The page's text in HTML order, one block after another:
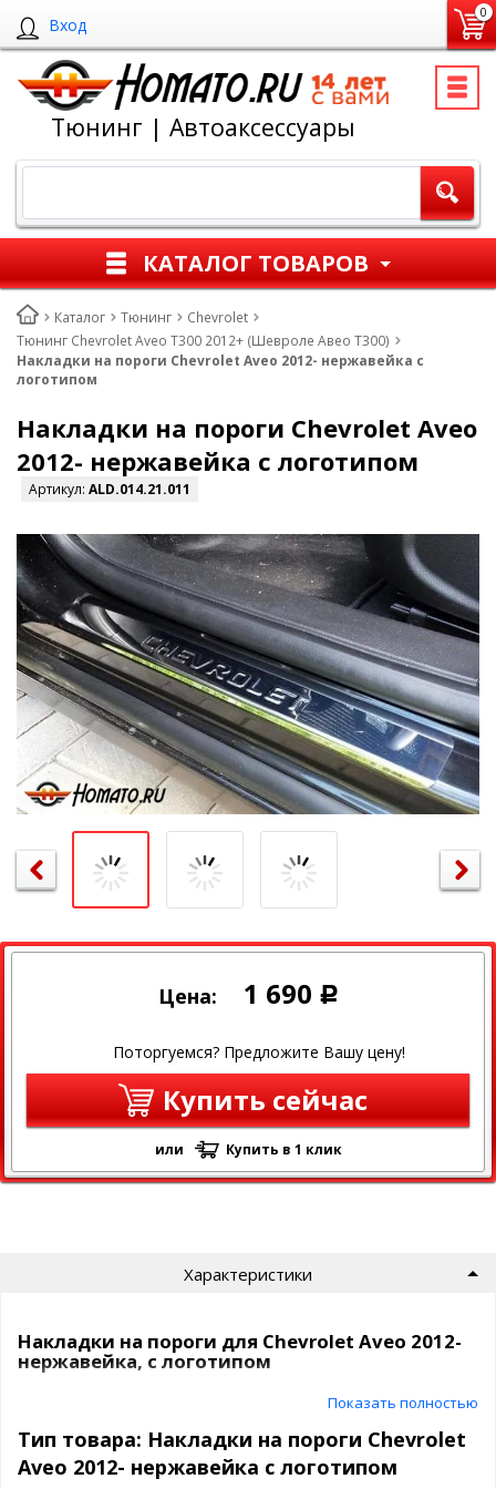
Вход
0
Тюнинг | Автоаксессуары
КАТАЛОГ ТОВАРОВ
Каталог Тюнинг
Chevrolet
Тюнинг Chevrolet Aveo T300 2012+ (Шевроле Авео Т300)
Накладки на пороги Chevrolet Aveo 2012- нержавейка с
логотипом
Накладки на пороги Chevrolet Aveo
2012- нержавейка с логотипом
Артикул: ALD.014.21.011
Цена: 1 690 Р
Поторгуемся? Предложите Вашу цену!
Купить сейчас
или Купить в 1 клик
Характеристики
Накладки на пороги для Chevrolet Aveo 2012-
нержавейка, с логотипом
Накладки на пороги для автомобиля Chevrolet Aveo 2012-
эффективно защитят Ваш авто от механических повреждений,
Показать полностью
Тип товара: Накладки на пороги Chevrolet
Aveo 2012- нержавейка с логотипом